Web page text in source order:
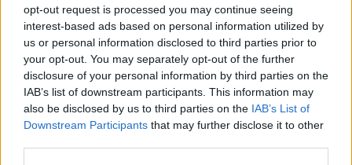
opt-out request is processed you may continue seeing
interest-based ads based on personal information utilized by
us or personal information disclosed to third parties prior to
your opt-out. You may separately opt-out of the further
disclosure of your personal information by third parties on the
IAB’s list of downstream participants. This information may
also be disclosed by us to third parties on the IAB’s List of
Downstream Participants that may further disclose it to other
PDF (Lazarus)
PUSL (D. Voiculescu)
PNȚCD (Pavelescu)
PNCR (Terheș)
Partidul Patrioților (Surugiu)
FAR (Coarnă)
România pe Primul Loc (Ponta)